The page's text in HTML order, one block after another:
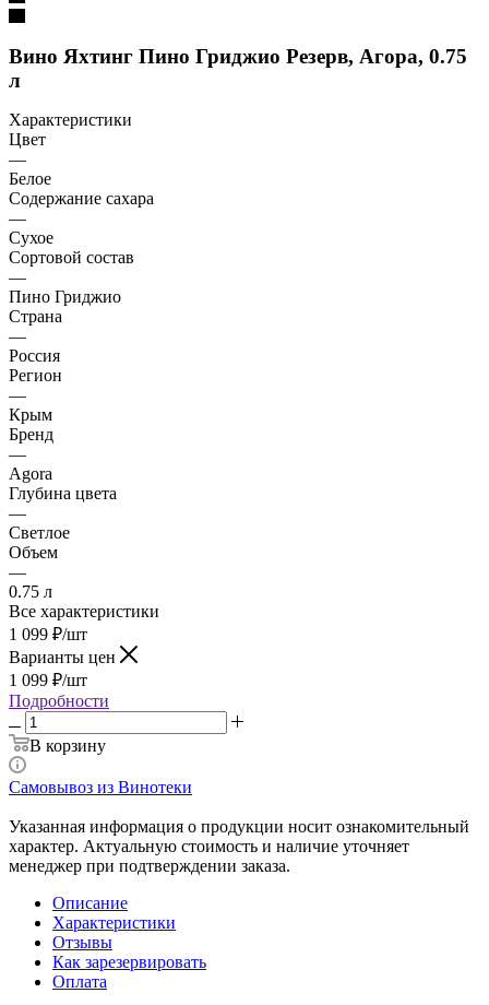
Вино Яхтинг Пино Гриджио Резерв, Агора, 0.75
л
Характеристики
Цвет
—
Белое
Содержание сахара
—
Сухое
Сортовой состав
—
Пино Гриджио
Страна
—
Россия
Регион
—
Крым
Бренд
—
Agora
Глубина цвета
—
Светлое
Объем
—
0.75 л
Все характеристики
1 099 ₽/шт
Варианты цен
1 099 ₽/шт
Подробности
В корзину
Самовывоз из Винотеки
Указанная информация о продукции носит ознакомительный
характер. Актуальную стоимость и наличие уточняет
менеджер при подтверждении заказа.
Описание
Характеристики
Отзывы
Как зарезервировать
Оплата